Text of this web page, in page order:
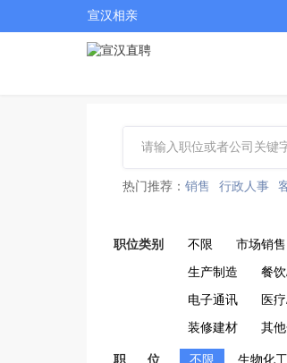
宣汉相亲
热门推荐： 销售 行政人事
职位类别 不限 市场销售
生产制造 餐
电子通讯 医
装修建材 其
职 位 不限 生物化